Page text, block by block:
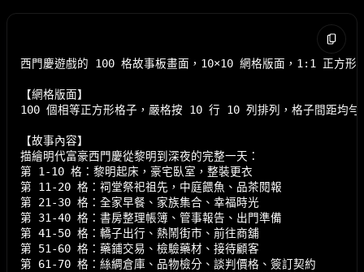
西門慶遊戲的 100 格故事板畫面，10×10 網格版面，1:1 正方形
【網格版面】
100 個相等正方形格子，嚴格按 10 行 10 列排列，格子間距均勻
【故事內容】
描繪明代富豪西門慶從黎明到深夜的完整一天：
第 1-10 格：黎明起床，豪宅臥室，整裝更衣
第 11-20 格：祠堂祭祀祖先，中庭餵魚、品茶閱報
第 21-30 格：全家早餐、家族集合、幸福時光
第 31-40 格：書房整理帳簿、管事報告、出門準備
第 41-50 格：轎子出行、熱鬧街市、前往商舖
第 51-60 格：藥鋪交易、檢驗藥材、接待顧客
第 61-70 格：絲綢倉庫、品物檢分、談判價格、簽訂契約